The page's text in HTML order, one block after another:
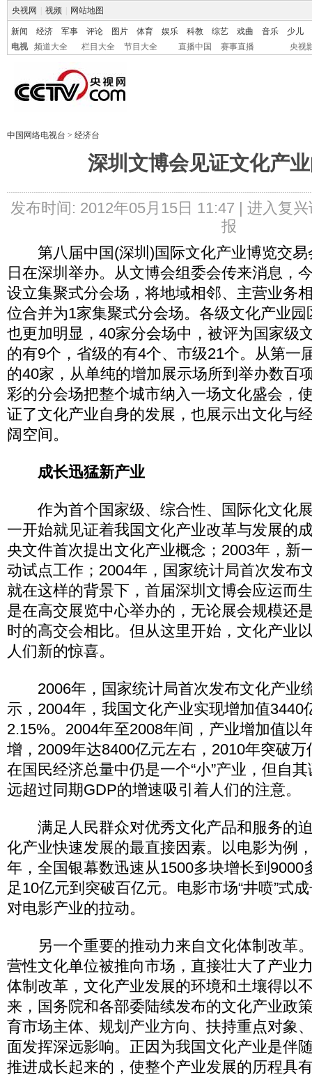
央视网 视频 网站地图
新闻 经济 军事 评论 图片 体育 娱乐 科教 综艺 戏曲 音乐
少儿
电视
频道大全 栏目大全 节目大全 直播中国 赛事直播 央视
中国网络电视台 > 经济台
深圳文博会见证文化产
发布时间: 2012年05月15日 11:47 | 进入复兴
报
第八届中国(深圳)国际文化产业博览交易
日在深圳举办。从文博会组委会传来消息，
设立集聚式分会场，将地域相邻、主营业务
位合并为1家集聚式分会场。各级文化产业
也更加明显，40家分会场中，被评为国家级
的有9个，省级的有4个、市级21个。从第一
的40家，从单纯的增加展示场所到举办数百
彩的分会场把整个城市纳入一场文化盛会，
证了文化产业自身的发展，也展示出文化与
阔空间。
成长迅猛新产业
作为首个国家级、综合性、国际化文化
一开始就见证着我国文化产业改革与发展的
央文件首次提出文化产业概念；2003年，新
动试点工作；2004年，国家统计局首次发布
就在这样的背景下，首届深圳文博会应运而
是在高交展览中心举办的，无论展会规模还
时的高交会相比。但从这里开始，文化产业
人们新的惊喜。
2006年，国家统计局首次发布文化产业
示，2004年，我国文化产业实现增加值3440
2.15%。2004年至2008年间，产业增加值以
增，2009年达8400亿元左右，2010年突破
在国民经济总量中仍是一个“小”产业，但自
远超过同期GDP的增速吸引着人们的注意。
满足人民群众对优秀文化产品和服务的
化产业快速发展的最直接因素。以电影为例
年，全国银幕数迅速从1500多块增长到9000
足10亿元到突破百亿元。电影市场“井喷”式
对电影产业的拉动。
另一个重要的推动力来自文化体制改革
营性文化单位被推向市场，直接壮大了产业
体制改革，文化产业发展的环境和土壤得以
来，国务院和各部委陆续发布的文化产业政
育市场主体、规划产业方向、扶持重点对象
面发挥深远影响。正因为我国文化产业是伴
推进成长起来的，使整个产业发展的历程具